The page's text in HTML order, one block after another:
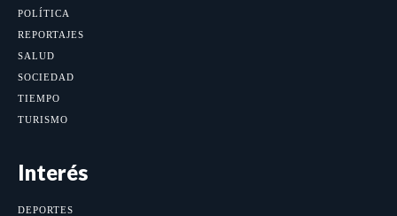
POLÍTICA
REPORTAJES
SALUD
SOCIEDAD
TIEMPO
TURISMO
Interés
DEPORTES